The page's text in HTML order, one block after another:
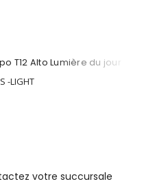
T12 Alto Lumière du jour
-LIGHT
votre succursale